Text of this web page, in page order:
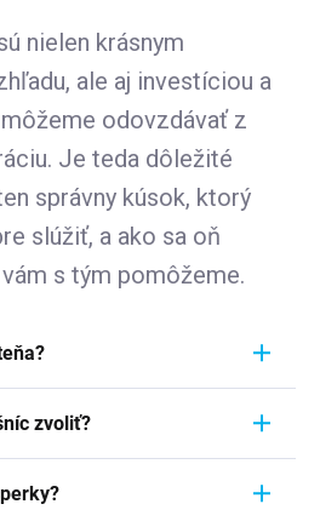
nielen krásnym
ale aj investíciou a
odovzdávať z
Je teda dôležité
správny kúsok, ktorý
slúžiť, a ako sa oň
s tým pomôžeme.
vezmite pravítko a
prstienok, ktorý momentálne
sa na jeho VNÚTORNÝ
zvoliť?
a štýl náušníc. Strieborné